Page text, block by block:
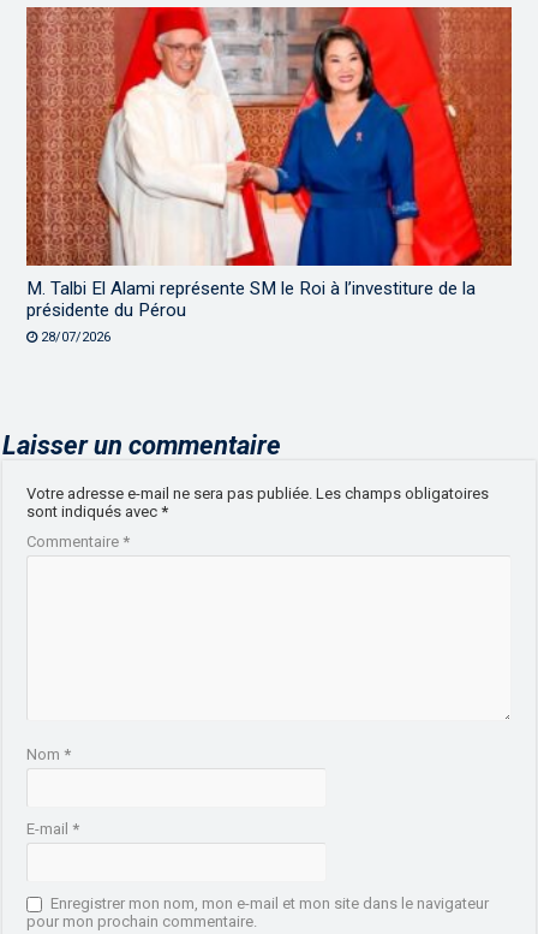
M. Talbi El Alami représente SM le Roi à l’investiture de la
présidente du Pérou
28/07/2026
Laisser un commentaire
Votre adresse e-mail ne sera pas publiée. Les champs obligatoires
sont indiqués avec*
Commentaire*
Nom*
E-mail*
Enregistrer mon nom, mon e-mail et mon site dans le navigateur
pour mon prochain commentaire.